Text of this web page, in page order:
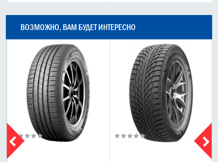
ВОЗМОЖНО, ВАМ БУДЕТ ИНТЕРЕСНО